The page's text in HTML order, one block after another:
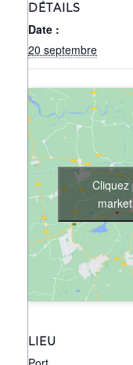
DÉTAILS
Date :
20 septembre
LIEU
Cliquez